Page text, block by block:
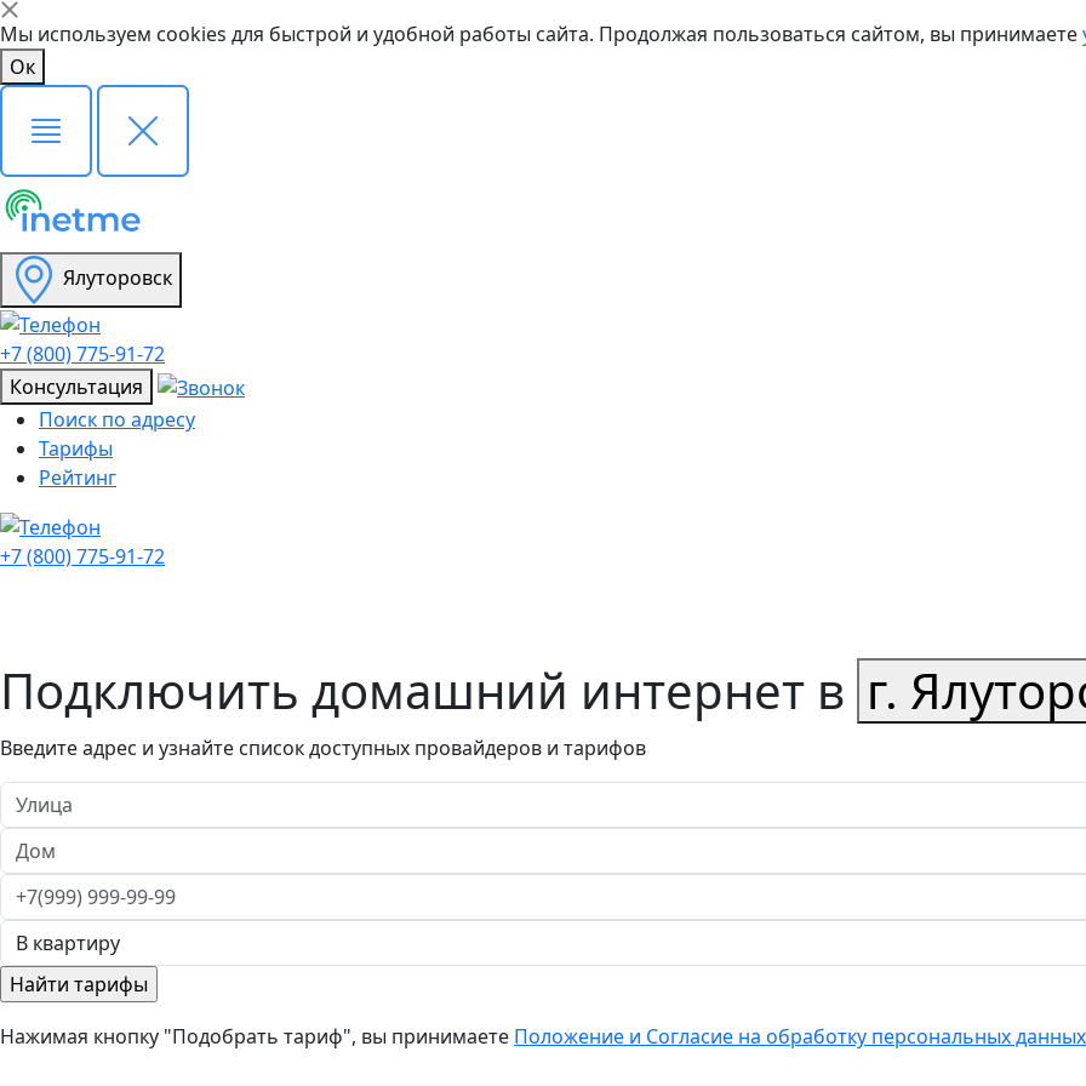
Мы используем cookies для быстрой и удобной работы сайта. Продолжая пользоваться сайтом, вы принимаете
Ок
Ялуторовск
+7 (800) 775-91-72
Консультация
Поиск по адресу
Тарифы
Рейтинг
+7 (800) 775-91-72
Подключить домашний интернет в г.
Введите адрес и узнайте список доступных провайдеров и тарифов
Нажимая кнопку "Подобрать тариф", вы принимаете Положение и Согласие на обработку персональных данных